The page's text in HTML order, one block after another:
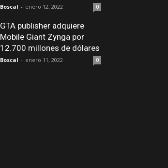
Boscal - enero 12, 2022 0
GTA publisher adquiere
Mobile Giant Zynga por
12.700 millones de dólares
Boscal - enero 11, 2022 0